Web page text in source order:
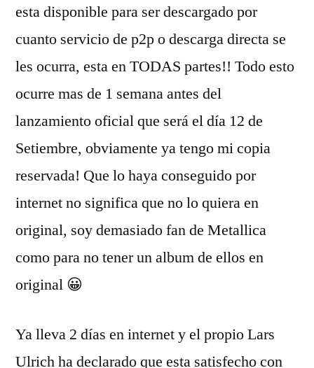
todo
esta disponible para ser descargado por
cuanto servicio de p2p o descarga directa se
les ocurra, esta en TODAS partes!! Todo esto
ocurre mas de 1 semana antes del
lanzamiento oficial que será el dí­a 12 de
Setiembre, obviamente ya tengo mi copia
reservada! Que lo haya conseguido por
internet no significa que no lo quiera en
original, soy demasiado fan de Metallica
como para no tener un album de ellos en
original 😀
Ya lleva 2 dí­as en internet y el propio Lars
Ulrich ha declarado que esta satisfecho con